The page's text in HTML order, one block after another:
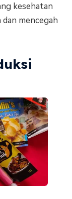
kesehatan
mencegah